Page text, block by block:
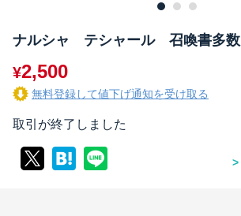
ナルシャ テシャール 召喚書多数
¥2,500
無料登録して値下げ通知を受け取る
取引が終了しました